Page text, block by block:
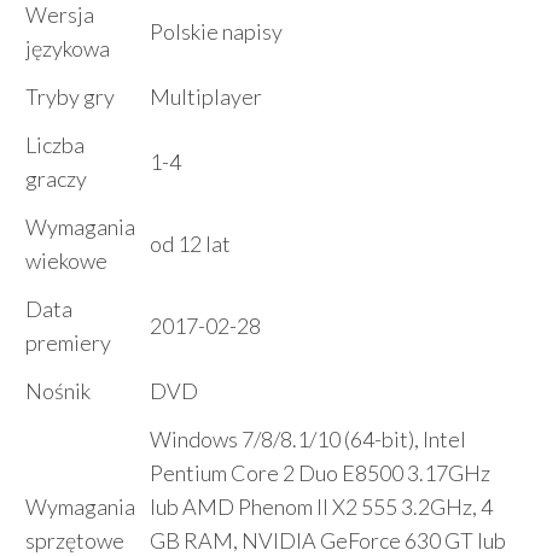
Wersja
językowa
Polskie napisy
Tryby gry
Multiplayer
Liczba
graczy
1-4
Wymagania
wiekowe
od 12 lat
Data
premiery
2017-02-28
Nośnik DVD
Wymagania
sprzętowe
Windows 7/8/8.1/10 (64-bit), Intel
Pentium Core 2 Duo E8500 3.17GHz
lub AMD Phenom II X2 555 3.2GHz, 4
GB RAM, NVIDIA GeForce 630 GT lub